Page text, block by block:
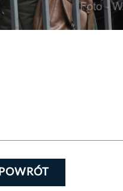
POWRÓT